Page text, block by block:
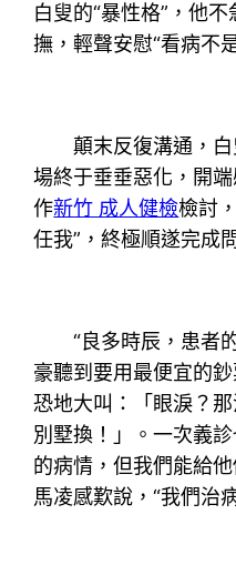
白叟的“暴性格”，他
撫，輕聲安慰“看病不
顛末反復溝通，白
場終于垂垂惡化，開
作新竹 成人健檢檢討
任我”，終極順遂完成
“良多時辰，患者的
豪聽到要用最便宜的
恐地大叫：「眼淚？
別墅換！」。一次義
的病情，但我們能給
馬凌感歎說，“我們治